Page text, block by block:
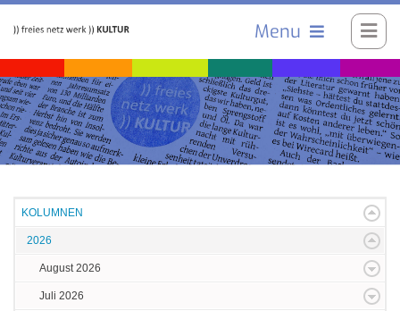
Menu
KOLUMNEN
2026
August 2026
Juli 2026